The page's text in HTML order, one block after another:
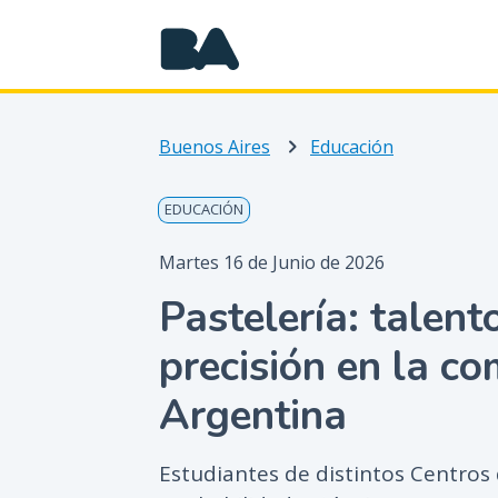
Buenos Aires Educación
EDUCACIÓN
Martes 16 de Junio de 2026
Pastelería:
precisión en la
Argentina
Estudiantes de distintos